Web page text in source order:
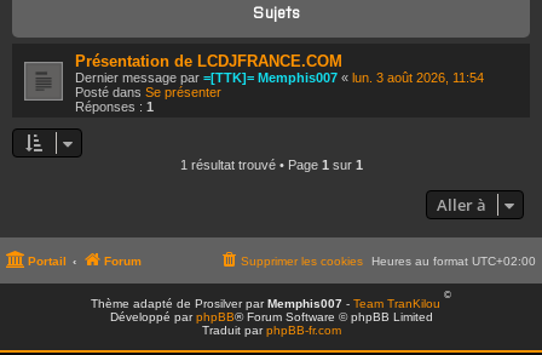
Sujets actifs
Rechercher
Boite à Chat
S’ENREGISTRER
Sujets
Présentation de LCDJFRANCE.COM
Dernier message par =[TTK]= Memphis007 « lun. 3 août 2026, 11:54
Posté dans Se présenter
Réponses : 1
1 résultat trouvé • Page 1 sur 1
Aller à
Portail Forum Heures au format UTC+02:00
Supprimer les cookies
Thème adapté de Prosilver parMemphis007 - Team TranKilou
©
Développé parphpBB® Forum Software © phpBB Limited
Traduit parphpBB-fr.com